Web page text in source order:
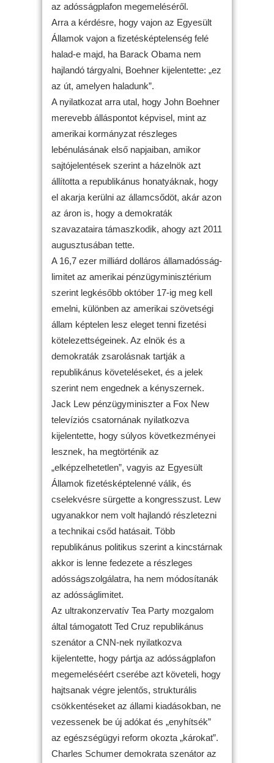
az adósságplafon megemeléséről.
Arra a kérdésre, hogy vajon az Egyesült
Államok vajon a fizetésképtelenség felé
halad-e majd, ha Barack Obama nem
hajlandó tárgyalni, Boehner kijelentette: „ez
az út, amelyen haladunk”.
A nyilatkozat arra utal, hogy John Boehner
merevebb álláspontot képvisel, mint az
amerikai kormányzat részleges
lebénulásának első napjaiban, amikor
sajtójelentések szerint a házelnök azt
állította a republikánus honatyáknak, hogy
el akarja kerülni az államcsődöt, akár azon
az áron is, hogy a demokraták
szavazataira támaszkodik, ahogy azt 2011
augusztusában tette.
A 16,7 ezer milliárd dolláros államadósság-
limitet az amerikai pénzügyminisztérium
szerint legkésőbb október 17-ig meg kell
emelni, különben az amerikai szövetségi
állam képtelen lesz eleget tenni fizetési
kötelezettségeinek. Az elnök és a
demokraták zsarolásnak tartják a
republikánus követeléseket, és a jelek
szerint nem engednek a kényszernek.
Jack Lew pénzügyminiszter a Fox New
televíziós csatornának nyilatkozva
kijelentette, hogy súlyos következményei
lesznek, ha megtörténik az
„elképzelhetetlen”, vagyis az Egyesült
Államok fizetésképtelenné válik, és
cselekvésre sürgette a kongresszust. Lew
ugyanakkor nem volt hajlandó részletezni
a technikai csőd hatásait. Több
republikánus politikus szerint a kincstárnak
akkor is lenne fedezete a részleges
adósságszolgálatra, ha nem módosítanák
az adósságlimitet.
Az ultrakonzervatív Tea Party mozgalom
által támogatott Ted Cruz republikánus
szenátor a CNN-nek nyilatkozva
kijelentette, hogy pártja az adósságplafon
megemeléséért cserébe azt követeli, hogy
hajtsanak végre jelentős, strukturális
csökkentéseket az állami kiadásokban, ne
vezessenek be új adókat és „enyhítsék”
az egészségügyi reform okozta „károkat”.
Charles Schumer demokrata szenátor az